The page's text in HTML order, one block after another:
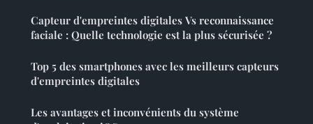
Capteur d'empreintes digitales Vs reconnaissance
faciale : Quelle technologie est la plus sécurisée ?
Top 5 des smartphones avec les meilleurs capteurs
d'empreintes digitales
Les avantages et inconvénients du système